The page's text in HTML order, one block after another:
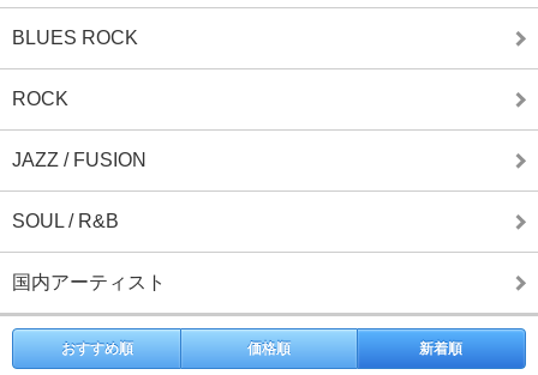
BLUES ROCK
ROCK
JAZZ / FUSION
SOUL / R&B
国内アーティスト
おすすめ順 価格順 新着順